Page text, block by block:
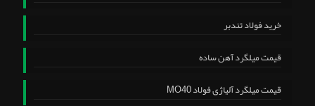
خرید فولاد تندبر
قیمت میلگرد آهن ساده
قیمت میلگرد آلیاژی فولاد MO40